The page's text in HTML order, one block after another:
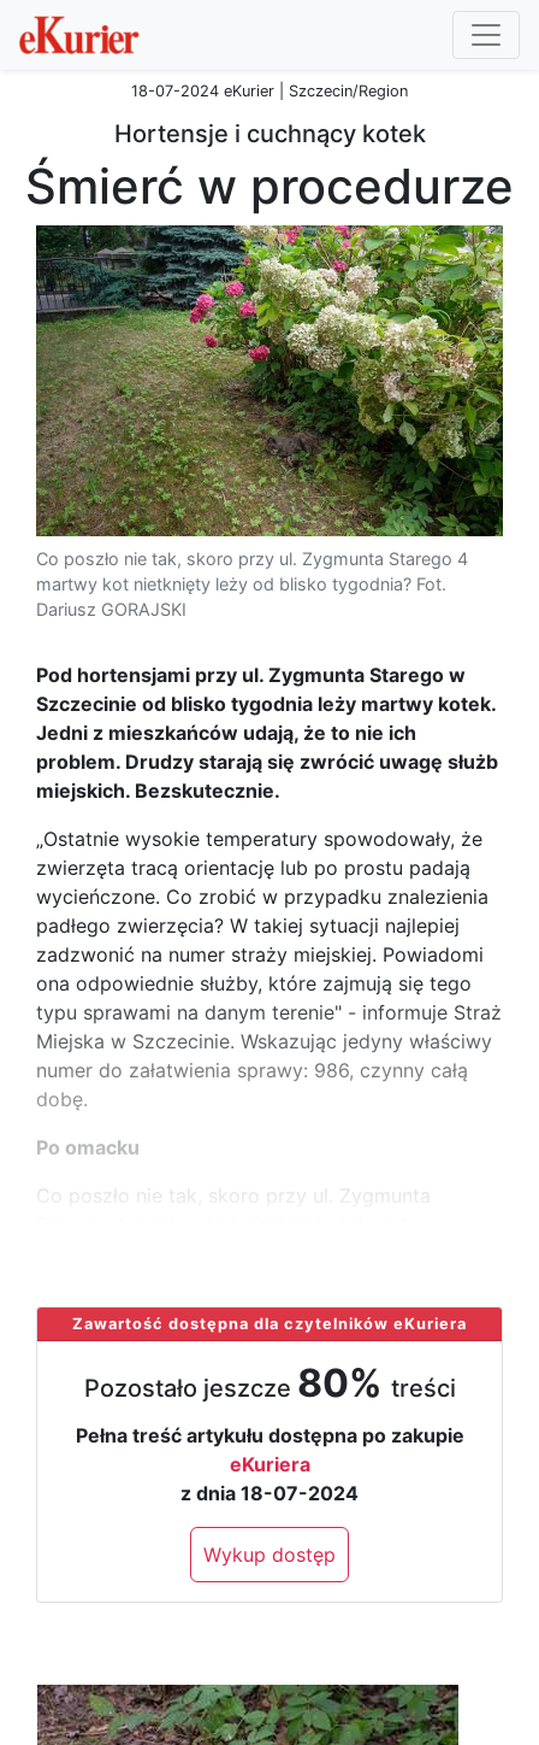
18-07-2024 eKurier | Szczecin/Region
Hortensje i cuchnący kotek
Śmierć w procedurze
Co poszło nie tak, skoro przy ul. Zygmunta Starego 4
martwy kot nietknięty leży od blisko tygodnia? Fot.
Dariusz GORAJSKI
Pod hortensjami przy ul. Zygmunta Starego w
Szczecinie od blisko tygodnia leży martwy kotek.
Jedni z mieszkańców udają, że to nie ich
problem. Drudzy starają się zwrócić uwagę służb
miejskich. Bezskutecznie.
„Ostatnie wysokie temperatury spowodowały, że
zwierzęta tracą orientację lub po prostu padają
wycieńczone. Co zrobić w przypadku znalezienia
padłego zwierzęcia? W takiej sytuacji najlepiej
zadzwonić na numer straży miejskiej. Powiadomi
ona odpowiednie służby, które zajmują się tego
typu sprawami na danym terenie" - informuje Straż
Miejska w Szczecinie. Wskazując jedyny właściwy
numer do załatwienia sprawy: 986, czynny całą
dobę.
Po omacku
Co poszło nie tak, skoro przy ul. Zygmunta
Zawartość dostępna dla czytelników eKuriera
Pozostało jeszcze 80% treści
Pełna treść artykułu dostępna po zakupie
eKuriera
z dnia 18-07-2024
Wykup dostęp